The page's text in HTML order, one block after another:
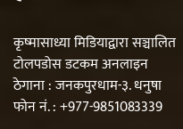
कृष्मासाध्या मिडियाद्वारा सञ्चालित
टोलपडोस डटकम अनलाइन
ठेगाना : जनकपुरधाम-३. धनुषा
फोन नं. : +977-9851083339